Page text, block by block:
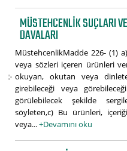
MÜSTEHCENLIK SUÇLARI
DAVALARI
MüstehcenlikMadde 226- (1)
veya sözleri içeren ürünleri
okuyan, okutan veya
girebileceği veya
görülebilecek şekilde
söyleten,c) Bu ürünleri,
veya...+Devamını oku